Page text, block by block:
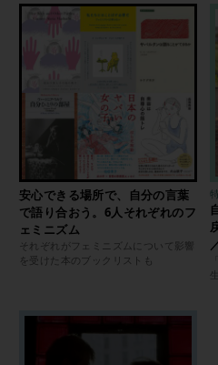
安心できる場所で、自分の言葉
で語り合おう。6人それぞれのフ
ェミニズム
それぞれがフェミニズムについて影響
を受けた本のブックリストも